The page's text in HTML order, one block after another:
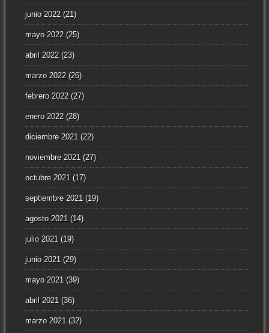
junio 2022(21)
mayo 2022(25)
abril 2022(23)
marzo 2022(26)
febrero 2022(27)
enero 2022(28)
diciembre 2021(22)
noviembre 2021(27)
octubre 2021(17)
septiembre 2021(19)
agosto 2021(14)
julio 2021(19)
junio 2021(29)
mayo 2021(39)
abril 2021(36)
marzo 2021(32)